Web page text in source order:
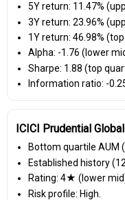
5Y return: 11.47%
3Y return: 23.96%
1Y return: 46.98%
Alpha: -1.76 (lower
Sharpe: 1.88 (top
Information ratio: -
ICICI Prudential
Bottom quartile AUM
Established history
Rating: 4★ (lower
Risk profile: High.